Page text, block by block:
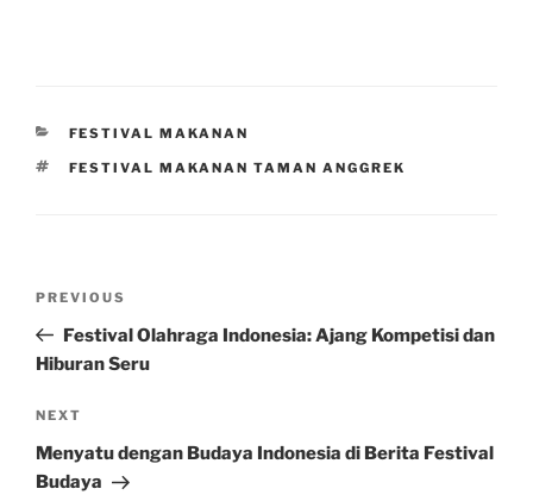
CATEGORIES
FESTIVAL MAKANAN
TAGS
FESTIVAL MAKANAN TAMAN ANGGREK
Previous
Post
PREVIOUS
Festival Olahraga Indonesia: Ajang Kompetisi dan
Hiburan Seru
Next
Post
NEXT
Menyatu dengan Budaya Indonesia di Berita Festival
Budaya